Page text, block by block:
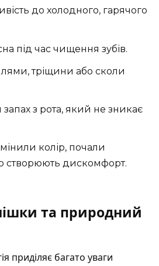
до холодного, гарячого
під час чищення зубів.
тріщини або сколи
з рота, який не зникає
колір, почали
створюють дискомфорт.
та природний
приділяє багато уваги